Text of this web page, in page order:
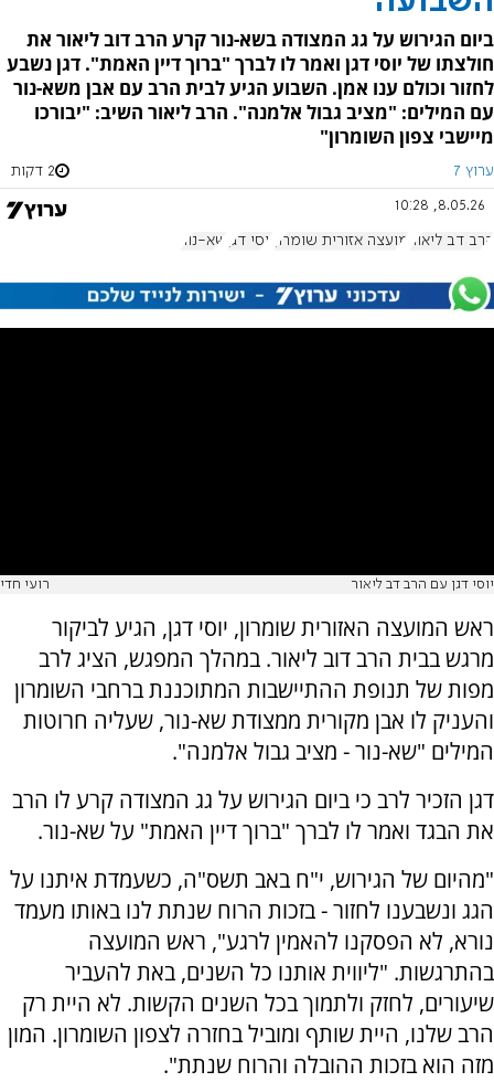
ביום הגירוש על גג המצודה בשא-נור קרע הרב דוב ליאור את
חולצתו של יוסי דגן ואמר לו לברך "ברוך דיין האמת". דגן נשבע
לחזור וכולם ענו אמן. השבוע הגיע לבית הרב עם אבן משא-נור
עם המילים: "מציב גבול אלמנה". הרב ליאור השיב: "יבורכו
מיישבי צפון השומרון"
ערוץ 7 2 דקות
8.05.26, 10:28
הרב דב ליאור מועצה אזורית שומרון יוסי דגן שא-נור
יוסי דגן עם הרב דב ליאור רועי חדי
ראש המועצה האזורית שומרון, יוסי דגן, הגיע לביקור
מרגש בבית הרב דוב ליאור. במהלך המפגש, הציג לרב
מפות של תנופת ההתיישבות המתוכננת ברחבי השומרון
והעניק לו אבן מקורית ממצודת שא-נור, שעליה חרוטות
המילים "שא-נור - מציב גבול אלמנה".
דגן הזכיר לרב כי ביום הגירוש על גג המצודה קרע לו הרב
את הבגד ואמר לו לברך "ברוך דיין האמת" על שא-נור.
"מהיום של הגירוש, י"ח באב תשס"ה, כשעמדת איתנו על
הגג ונשבענו לחזור - בזכות הרוח שנתת לנו באותו מעמד
נורא, לא הפסקנו להאמין לרגע", ראש המועצה
בהתרגשות. "ליווית אותנו כל השנים, באת להעביר
שיעורים, לחזק ולתמוך בכל השנים הקשות. לא היית רק
הרב שלנו, היית שותף ומוביל בחזרה לצפון השומרון. המון
מזה הוא בזכות ההובלה והרוח שנתת".